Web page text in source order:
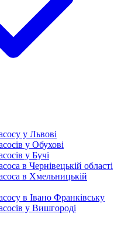
у Львові
у Обухові
у Бучі
в Чернівецькій області
в Хмельницькій
в Івано Франківську
у Вишгороді